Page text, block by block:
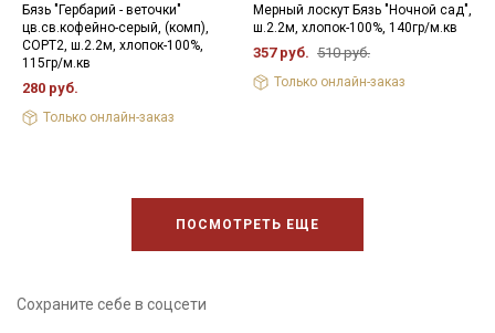
Бязь "Гербарий - веточки"
цв.св.кофейно-серый, (комп),
СОРТ2, ш.2.2м, хлопок-100%,
115гр/м.кв
280 руб.
Только онлайн-заказ
Мерный лоскут Бязь "Ночной сад",
ш.2.2м, хлопок-100%, 140гр/м.кв
357 руб. 510 руб.
Только онлайн-заказ
ПОСМОТРЕТЬ ЕЩЕ
Сохраните себе в соцсети